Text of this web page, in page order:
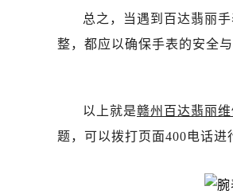
黑龙江省双鸭
黑龙江省绥化
黑龙江省伊春
吉林省白山市
吉林省吉林市
吉林省辽源市
吉林省梅河口
总之，当遇到百达翡丽
整，都应以确保手表的安全
以上就是赣州百达翡丽
题，可以拨打页面400电话进